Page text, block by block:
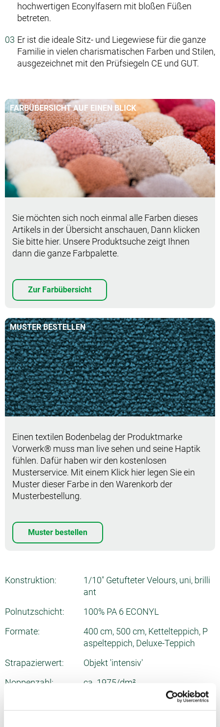
hochwertigen Econylfasern mit bloßen Füßen
betreten.
Er ist die ideale Sitz- und Liegewiese für die ganze
Familie in vielen charismatischen Farben und Stilen,
ausgezeichnet mit den Prüfsiegeln CE und GUT.
FARBÜBERSICHT AUF EINEN BLICK
Sie möchten sich noch einmal alle Farben dieses
Artikels in der Übersicht anschauen, Dann klicken
Sie bitte hier. Unsere Produktsuche zeigt Ihnen
dann die ganze Farbpalette.
Zur Farbübersicht
MUSTER BESTELLEN
Muster bestellen
Einen textilen Bodenbelag der Produktmarke
Vorwerk® muss man live sehen und seine Haptik
fühlen. Dafür haben wir den kostenlosen
Musterservice. Mit einem Klick hier legen Sie ein
Muster dieser Farbe in den Warenkorb der
Musterbestellung.
Muster bestellen
Konstruktion:
1/10" Getufteter Velours, uni, brilli
ant
Polnutzschicht:
100% PA 6 ECONYL
Formate:
400 cm, 500 cm, Kettelteppich, P
aspelteppich, Deluxe-Teppich
Strapazierwert:
Objekt 'intensiv'
Noppenzahl:
ca. 1975/dm²